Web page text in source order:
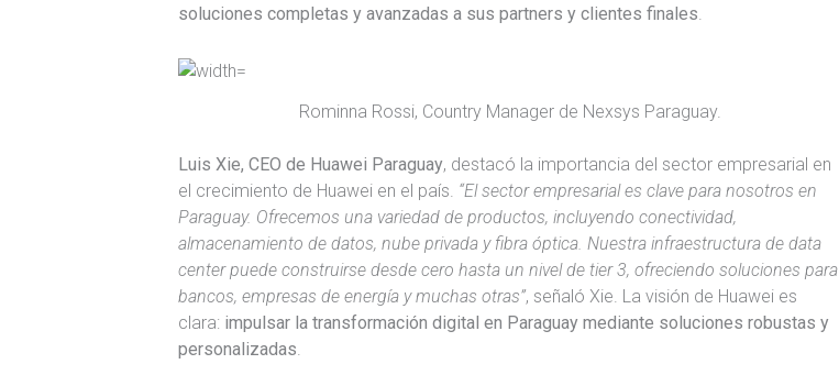
soluciones completas y avanzadas a sus partners y clientes finales.
Rominna Rossi, Country Manager de Nexsys Paraguay.
Luis Xie, CEO de Huawei Paraguay, destacó la importancia del sector empresarial en
el crecimiento de Huawei en el país. “El sector empresarial es clave para nosotros en
Paraguay. Ofrecemos una variedad de productos, incluyendo conectividad,
almacenamiento de datos, nube privada y fibra óptica. Nuestra infraestructura de data
center puede construirse desde cero hasta un nivel de tier 3, ofreciendo soluciones para
bancos, empresas de energía y muchas otras”, señaló Xie. La visión de Huawei es
clara: impulsar la transformación digital en Paraguay mediante soluciones robustas y
personalizadas.